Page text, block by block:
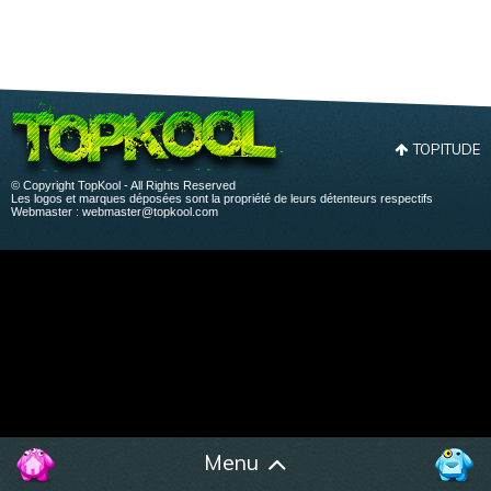
Menu
TOPITUDE
© Copyright TopKool - All Rights Reserved
Les logos et marques déposées sont la propriété de leurs détenteurs respectifs
Webmaster : webmaster@topkool.com